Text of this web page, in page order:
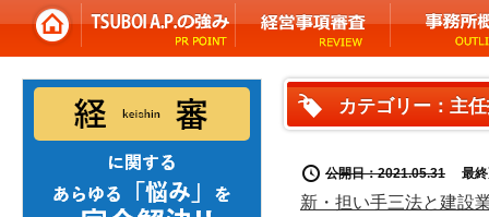
カテゴリー：主
公開日：2021.05.31 最終
新・担い手三法と建設